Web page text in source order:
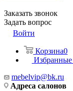
Заказать звонок
Задать вопрос
Войти
Корзина0
mebelvip@bk.ru
Адреса салонов